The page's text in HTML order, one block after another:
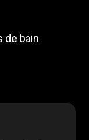
de bain